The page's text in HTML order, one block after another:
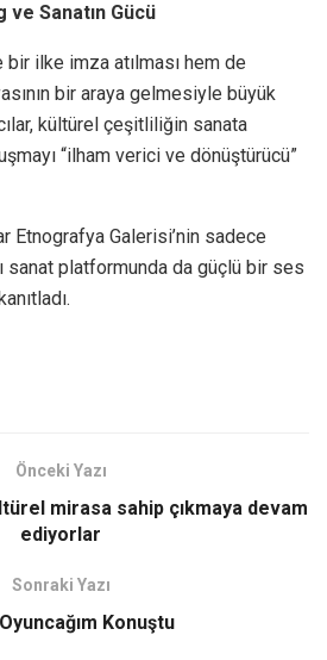
ve Sanatın Gücü
bir ilke imza atılması hem de
bir araya gelmesiyle büyük
kültürel çeşitliliğin sanata
“ilham verici ve dönüştürücü”
Etnografya Galerisi’nin sadece
sanat platformunda da güçlü bir ses
Önceki Yazı
mirasa sahip çıkmaya devam
ediyorlar
Sonraki Yazı
Konuştu